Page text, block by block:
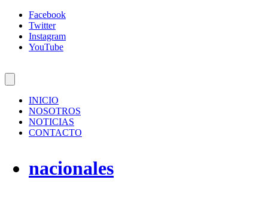
Facebook
Twitter
Instagram
YouTube
INICIO
NOSOTROS
NOTICIAS
CONTACTO
nacionales